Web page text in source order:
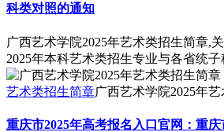
科类对照的通知
广西艺术学院2025年艺术类招生简章,
2025年本科艺术类招生专业与各省统
艺术类招生简章广西艺术学院2025年
重庆市2025年高考报名入口官网：重